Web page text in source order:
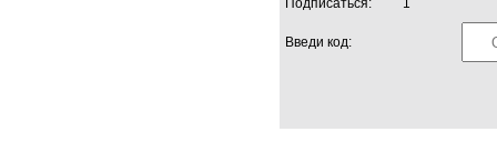
Подписаться: 1
Введи код: